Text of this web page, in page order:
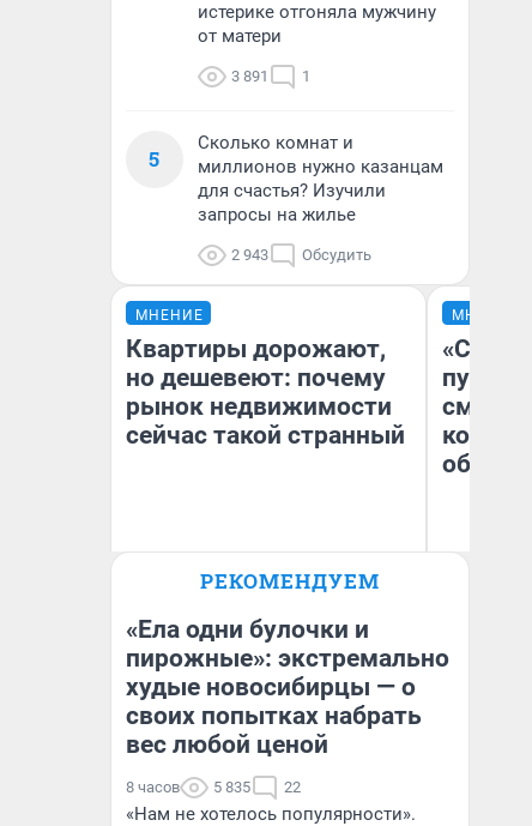
истерике отгоняла мужчину
от матери
3 891 1
5
Сколько комнат и
миллионов нужно казанцам
для счастья? Изучили
запросы на жилье
2 943 Обсудить
МНЕНИЕ
Квартиры дорожают,
но дешевеют: почему
рынок недвижимости
сейчас такой странный
Екатерина Торопова
недвижимости
МНЕНИЕ
РЕКОМЕНДУЕМ
«Ела одни булочки и
пирожные»: экстремально
худые новосибирцы — о
своих попытках набрать
вес любой ценой
8 часов 5 835 22
«Нам не хотелось популярности».